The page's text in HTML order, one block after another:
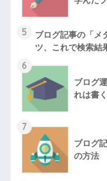
5
ブログ記事の「メ
ツ、これで検索結
6
ブログ
れは書
7
ブログ
の方法